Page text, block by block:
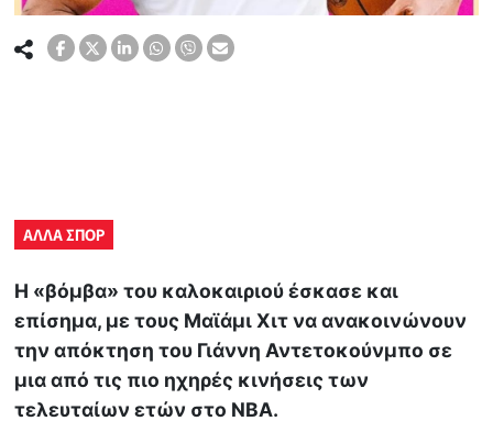
ΑΛΛΑ ΣΠΟΡ
Η «βόμβα» του καλοκαιριού έσκασε και
επίσημα, με τους Μαϊάμι Χιτ να ανακοινώνουν
την απόκτηση του Γιάννη Αντετοκούνμπο σε
μια από τις πιο ηχηρές κινήσεις των
τελευταίων ετών στο ΝΒΑ.